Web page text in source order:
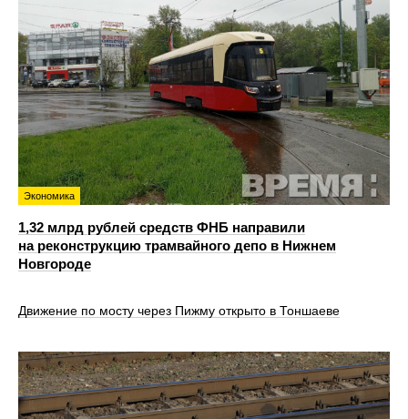
Экономика
1,32 млрд рублей средств ФНБ направили
на реконструкцию трамвайного депо в Нижнем
Новгороде
Движение по мосту через Пижму открыто в Тоншаеве